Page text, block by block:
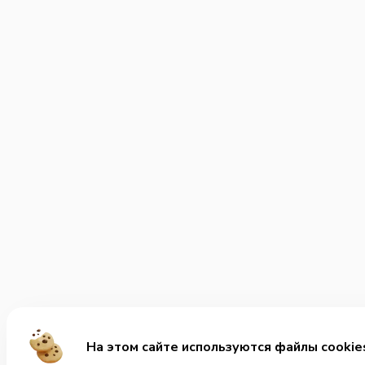
На этом сайте используются файлы